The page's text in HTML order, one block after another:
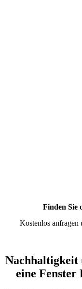
Finden Sie
Kostenlos anfragen
Nachhaltigkeit
eine